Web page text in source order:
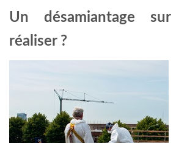
Un désamiantage
réaliser ?